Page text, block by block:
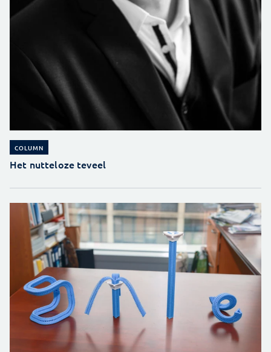
COLUMN
Het nutteloze teveel